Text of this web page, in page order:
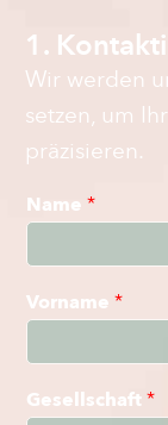
1.
Wir werden
setzen, um
präzisieren.
Name *
Vorname *
Gesellschaft *